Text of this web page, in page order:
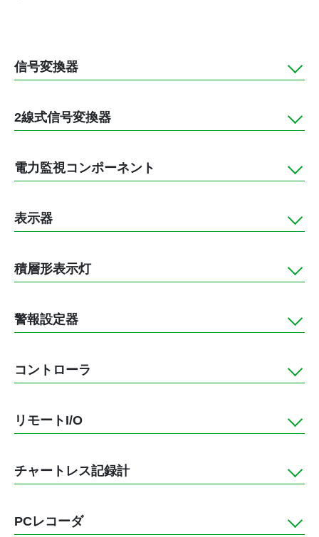
信号変換器
2線式信号変換器
電力監視コンポーネント
表示器
積層形表示灯
警報設定器
コントローラ
リモートI/O
チャートレス記録計
PCレコーダ